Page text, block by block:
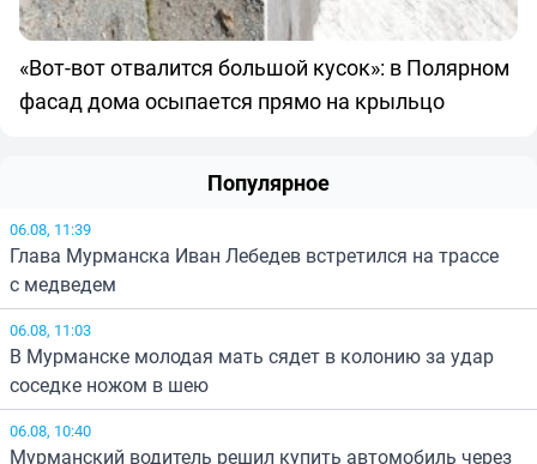
«Вот-вот отвалится большой кусок»: в Полярном
фасад дома осыпается прямо на крыльцо
Популярное
06.08, 11:39
Глава Мурманска Иван Лебедев встретился на трассе
с медведем
06.08, 11:03
В Мурманске молодая мать сядет в колонию за удар
соседке ножом в шею
06.08, 10:40
Мурманский водитель решил купить автомобиль через